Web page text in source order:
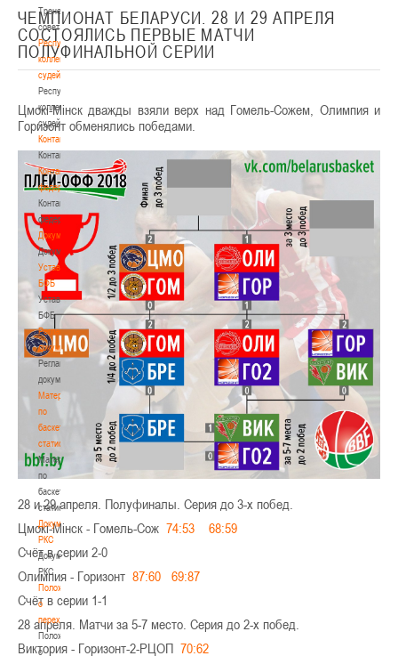
Тренерский
совет
Республиканская
коллегия
судей
Республиканская
коллегия
судей
Контакты
Контакты
Контакты
федерации
Контакты
федерации
Документы
Документы
Устав
БФБ
Устав
БФБ
Регламентирующие
документы
Регламентирующие
документы
Материалы
по
баскетбольной
статистике
Материалы
по
баскетбольной
статистике
Документы
РКС
Документы
РКС
Положение
о
переходах
Положение
о
ЧЕМПИОНАТ БЕЛАРУСИ. 28 И 29 АПРЕЛЯ
СОСТОЯЛИСЬ ПЕРВЫЕ МАТЧИ
ПОЛУФИНАЛЬНОЙ СЕРИИ
Цмокi-Мiнск дважды взяли верх над Гомель-Сожем, Олимпия и
Горизонт обменялись победами.
28 и 29 апреля. Полуфиналы. Серия до 3-х побед.
Цмокi-Мiнск - Гомель-Сож 74:53
68:59
Счёт в серии 2-0
Олимпия - Горизонт 87:60
69:87
Счёт в серии 1-1
28 апреля. Матчи за 5-7 место. Серия до 2-х побед.
Виктория - Горизонт-2-РЦОП 70:62